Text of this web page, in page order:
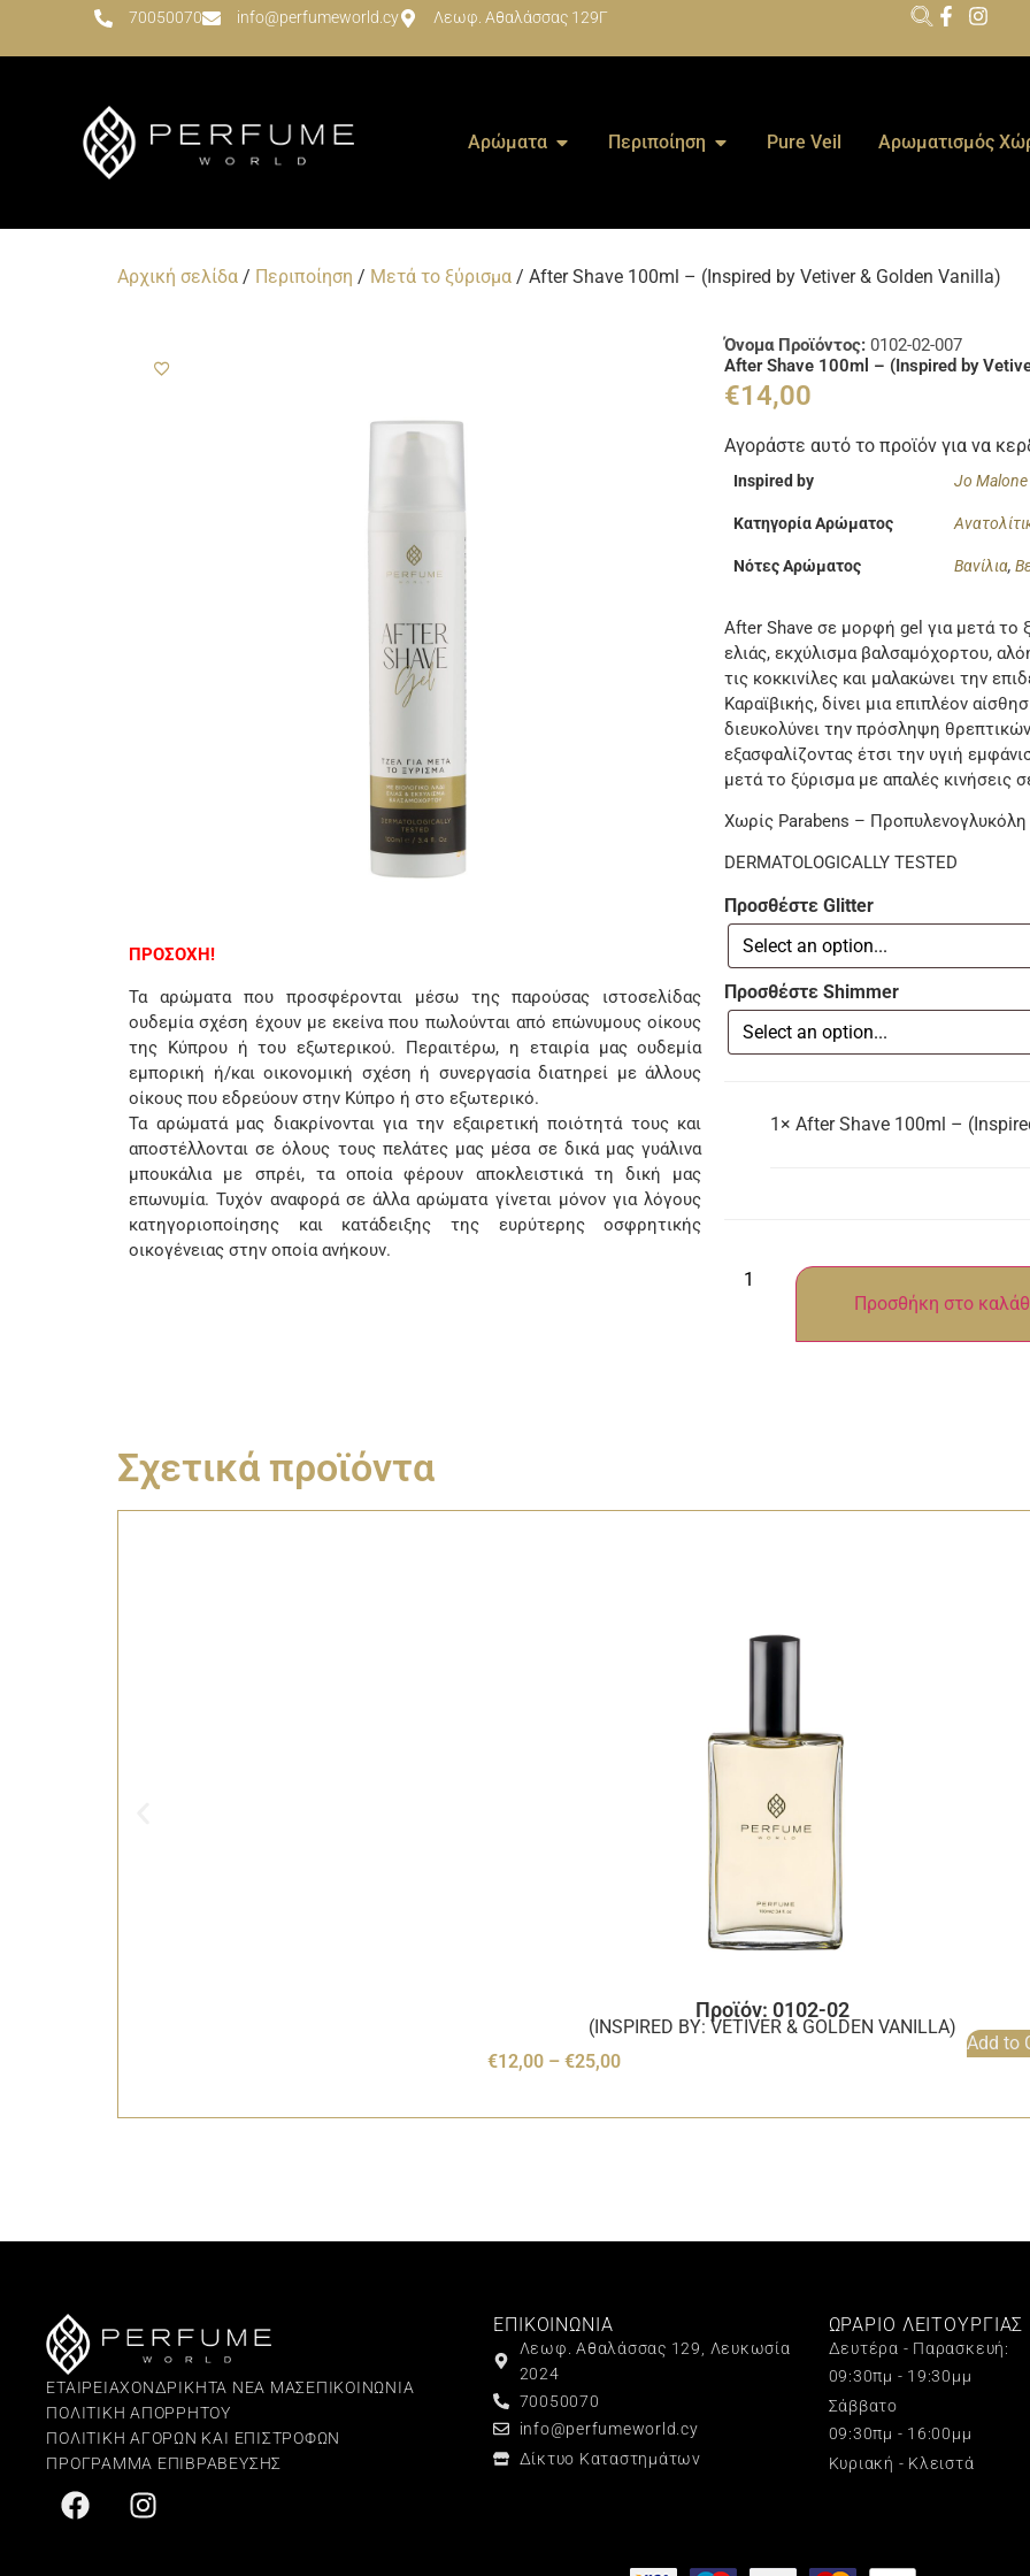
70050070 info@perfumeworld.cy Λεωφ. Αθαλάσσας 129Γ
Αρώματα Περιποίηση Pure Veil Αρωματισμός
Αρχική σελίδα / Περιποίηση / Μετά το ξύρισμα / After Shave 100ml – (Inspired by Vetiver & Golden Vanilla)
ΠΡΟΣΟΧΗ!
Τα αρώματα που προσφέρονται μέσω της παρούσας ιστοσελίδας
ουδεμία σχέση έχουν με εκείνα που πωλούνται από επώνυμους οίκους
της Κύπρου ή του εξωτερικού. Περαιτέρω, η εταιρία μας ουδεμία
εμπορική ή/και οικονομική σχέση ή συνεργασία διατηρεί με άλλους
οίκους που εδρεύουν στην Κύπρο ή στο εξωτερικό.
Τα αρώματά μας διακρίνονται για την εξαιρετική ποιότητά τους και
αποστέλλονται σε όλους τους πελάτες μας μέσα σε δικά μας γυάλινα
μπουκάλια με σπρέι, τα οποία φέρουν αποκλειστικά τη δική μας
επωνυμία. Τυχόν αναφορά σε άλλα αρώματα γίνεται μόνον για λόγους
κατηγοριοποίησης και κατάδειξης της ευρύτερης οσφρητικής
οικογένειας στην οποία ανήκουν.
Όνομα Προϊόντος:0102-02-007
After Shave 100ml – (Inspired by
€14,00
Αγοράστε αυτό το προϊόν για να
Inspired by Jo Malone
Κατηγορία Αρώματος
Νότες Αρώματος Βανίλια,
After Shave σε μορφή gel για μετά το
ελιάς, εκχύλισμα βαλσαμόχορτου,
τις κοκκινίλες και μαλακώνει την
Καραϊβικής, δίνει μια επιπλέον
διευκολύνει την πρόσληψη
εξασφαλίζοντας έτσι την υγιή
μετά το ξύρισμα με απαλές κινήσεις
Χωρίς Parabens –
DERMATOLOGICALLY TESTED
Προσθέστε Glitter
Προσθέστε Shimmer
1× After Shave 100ml –
Προσθήκη στο
Σχετικά προϊόντα
Προϊόν: 0102-02
(INSPIRED BY: VETIVER & GOLDEN VANILLA)
€12,00 – €25,00
Add to
ΕΤΑΙΡΕΙΑΧΟΝΔΡΙΚΗΤΑ ΝΕΑ ΜΑΣΕΠΙΚΟΙΝΩΝΙΑ
ΠΟΛΙΤΙΚΗ ΑΠΟΡΡΗΤΟΥ
ΠΟΛΙΤΙΚΗ ΑΓΟΡΩΝ ΚΑΙ ΕΠΙΣΤΡΟΦΩΝ
ΠΡΟΓΡΑΜΜΑ ΕΠΙΒΡΑΒΕΥΣΗΣ
ΕΠΙΚΟΙΝΩΝΙΑ
Λεωφ. Αθαλάσσας 129, Λευκωσία
2024
70050070
info@perfumeworld.cy
Δίκτυο Καταστημάτων
ΩΡΑΡΙΟ ΛΕΙΤΟΥΡΓΙΑΣ
Δευτέρα - Παρασκευή:
09:30πμ - 19:30μμ
Σάββατο
09:30πμ - 16:00μμ
Κυριακή - Κλειστά